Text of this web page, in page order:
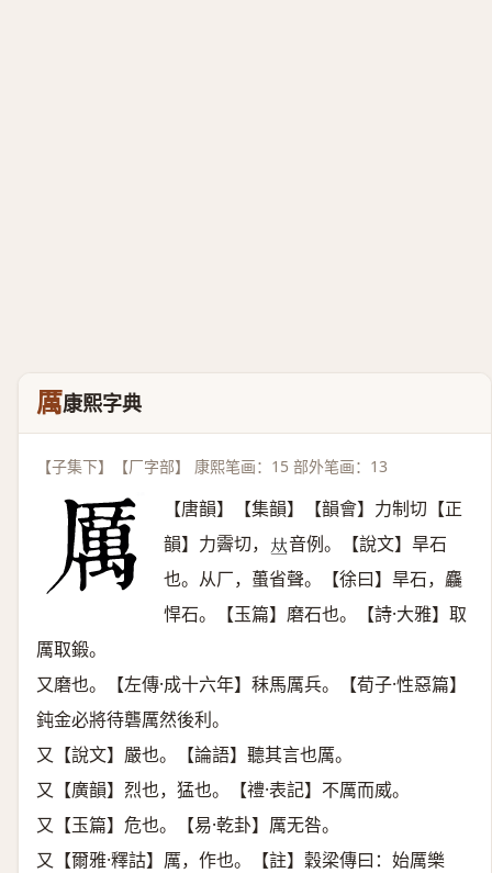
厲康熙字典
【子集下】【厂字部】 康熙笔画：15 部外笔画：13
【唐韻】【集韻】【韻會】力制切【正
韻】力霽切， 𠀤音例。【說文】旱石
也。从厂，蠆省聲。【徐曰】旱石，麤
悍石。【玉篇】磨石也。【詩·大雅】取
厲取鍛。
又磨也。【左傳·成十六年】秣馬厲兵。【荀子·性惡篇】
鈍金必將待礱厲然後利。
又【說文】嚴也。【論語】聽其言也厲。
又【廣韻】烈也，猛也。【禮·表記】不厲而威。
又【玉篇】危也。【易·乾卦】厲无咎。
又【爾雅·釋詁】厲，作也。【註】穀梁傳曰：始厲樂